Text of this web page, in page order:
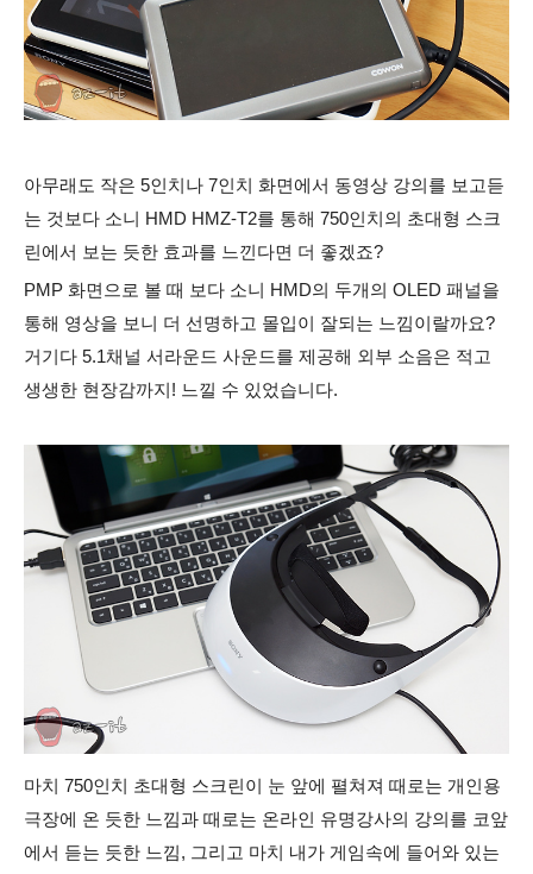
아무래도 작은 5인치나 7인치 화면에서 동영상 강의를 보고듣
는 것보다 소니 HMD HMZ-T2를 통해 750인치의 초대형 스크
린에서 보는 듯한 효과를 느낀다면 더 좋겠죠?
PMP 화면으로 볼 때 보다 소니 HMD의 두개의 OLED 패널을
통해 영상을 보니 더 선명하고 몰입이 잘되는 느낌이랄까요?
거기다 5.1채널 서라운드 사운드를 제공해 외부 소음은 적고
생생한 현장감까지! 느낄 수 있었습니다.
마치 750인치 초대형 스크린이 눈 앞에 펼쳐져 때로는 개인용
극장에 온 듯한 느낌과 때로는 온라인 유명강사의 강의를 코앞
에서 듣는 듯한 느낌, 그리고 마치 내가 게임속에 들어와 있는